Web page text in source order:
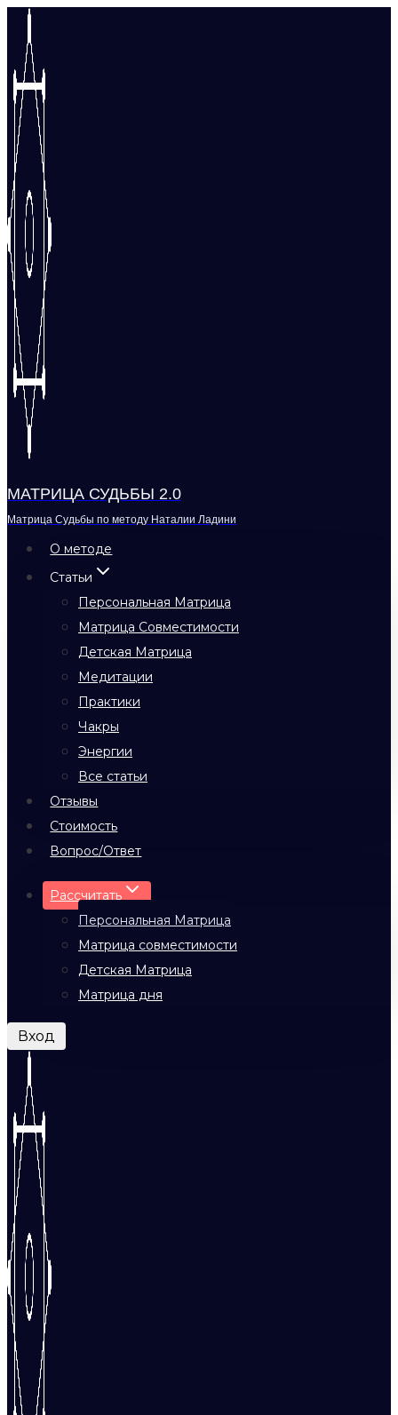
Перейти
содержимому
МАТРИЦА СУДЬБЫ 2.0
Матрица Судьбы по методу Наталии Ладини
О методе
Статьи
Персональная Матрица
Матрица Совместимости
Детская Матрица
Медитации
Практики
Чакры
Энергии
Все статьи
Отзывы
Стоимость
Вопрос/Ответ
Рассчитать
Персональная Матрица
Матрица совместимости
Детская Матрица
Матрица дня
Вход